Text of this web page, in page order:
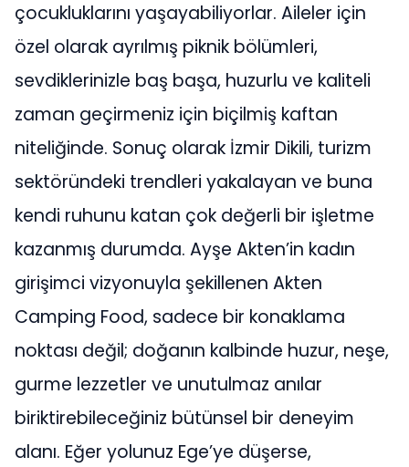
çocukluklarını yaşayabiliyorlar. Aileler için
özel olarak ayrılmış piknik bölümleri,
sevdiklerinizle baş başa, huzurlu ve kaliteli
zaman geçirmeniz için biçilmiş kaftan
niteliğinde. Sonuç olarak İzmir Dikili, turizm
sektöründeki trendleri yakalayan ve buna
kendi ruhunu katan çok değerli bir işletme
kazanmış durumda. Ayşe Akten’in kadın
girişimci vizyonuyla şekillenen Akten
Camping Food, sadece bir konaklama
noktası değil; doğanın kalbinde huzur, neşe,
gurme lezzetler ve unutulmaz anılar
biriktirebileceğiniz bütünsel bir deneyim
alanı. Eğer yolunuz Ege’ye düşerse,